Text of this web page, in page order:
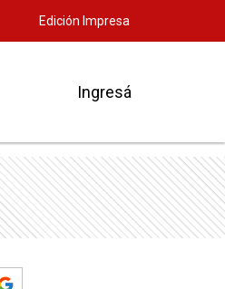
Edición Impresa
Ingresá